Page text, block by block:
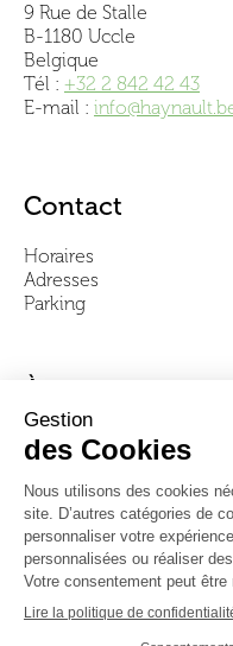
9 Rue de Stalle
B-1180 Uccle
Belgique
Tél : +32 2 842 42 43
E-mail :
Contact
Horaires
Adresses
Parking
À propos
Notre équipe
Vidéos
Questions fréquentes
Conditions générales
Suivez-nous